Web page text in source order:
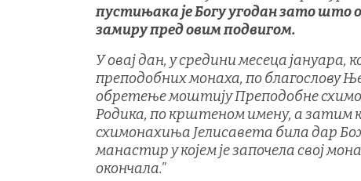
пустињака је Богу угодан зато што
замиру пред овим подвигом.
У овај дан, у средини месеца
преподобних монаха, по благослову
обретење моштију Преподобне
Родика, по крштеном имену, а затим
схимонахиња Јелисавета била дар
манастир у којем је започела свој
окончала."